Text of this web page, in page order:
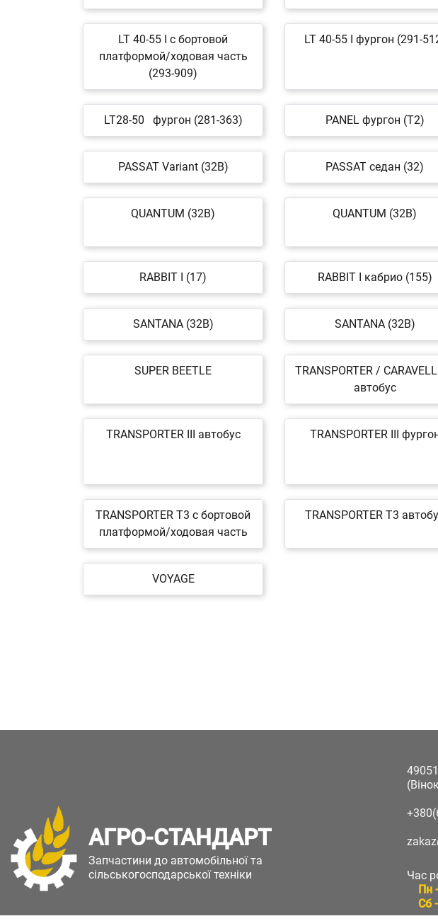
LT 40-55 I c бортовой
платформой/ходовая часть
(293-909)
LT 40-55 I фургон (291-
LT28-50 фургон (281-363) PANEL фургон (T2)
PASSAT Variant (32B) PASSAT седан (32)
QUANTUM (32B) QUANTUM (32B)
RABBIT I (17) RABBIT I кабрио (155)
SANTANA (32B) SANTANA (32B)
SUPER BEETLE
TRANSPORTER /
автобус
TRANSPORTER III автобус TRANSPORTER III
TRANSPORTER T3 c бортовой
платформой/ходовая часть
TRANSPORTER T3
VOYAGE
АГРО-СТАНДАРТ
Запчастини до автомобільної та
сільськогосподарської техніки
Час
Пн
Сб